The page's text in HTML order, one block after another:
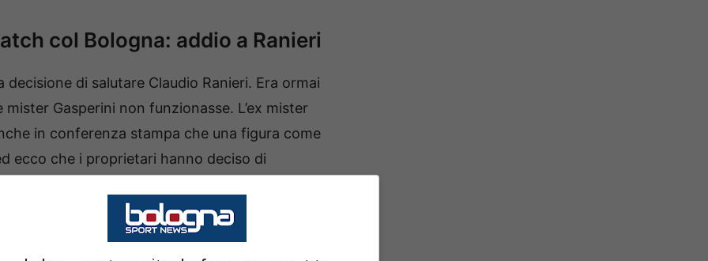
col Bologna: addio a Ranieri
di salutare Claudio Ranieri. Era ormai
Gasperini non funzionasse. L’ex mister
in conferenza stampa che una figura come
ecco che i proprietari hanno deciso di
di Ranieri: